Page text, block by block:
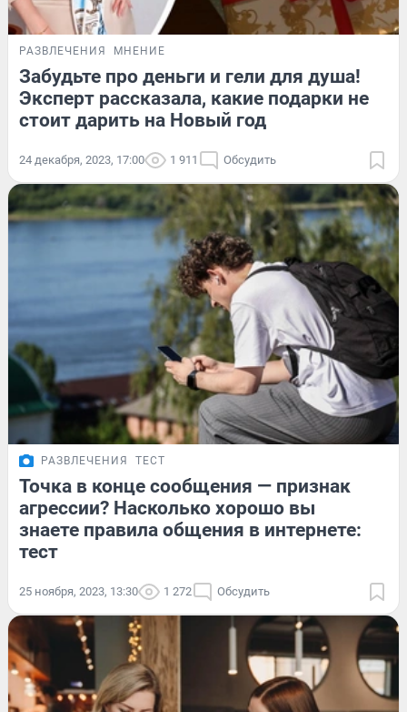
РАЗВЛЕЧЕНИЯ МНЕНИЕ
Забудьте про деньги и гели для душа!
Эксперт рассказала, какие подарки не
стоит дарить на Новый год
24 декабря, 2023, 17:00 1 911 Обсудить
РАЗВЛЕЧЕНИЯ ТЕСТ
Точка в конце сообщения — признак
агрессии? Насколько хорошо вы
знаете правила общения в интернете:
тест
25 ноября, 2023, 13:30 1 272 Обсудить